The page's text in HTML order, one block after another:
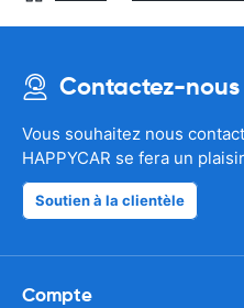
Contactez-nous
Vous souhaitez nous
HAPPYCAR se fera un
Soutien à la clientèle
Compte